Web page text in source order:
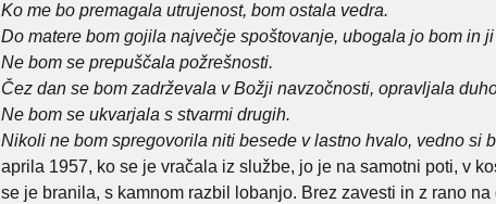
Ko me bo premagala utrujenost, bom ostala vedra.
Do matere bom gojila največje spoštovanje, ubogala jo bom in
Ne bom se prepuščala požrešnosti.
Čez dan se bom zadrževala v Božji navzočnosti, opravljala
Ne bom se ukvarjala s stvarmi drugih.
Nikoli ne bom spregovorila niti besede v lastno hvalo, vedno si
aprila 1957, ko se je vračala iz službe, jo je na samotni poti, v
se je branila, s kamnom razbil lobanjo. Brez zavesti in z rano